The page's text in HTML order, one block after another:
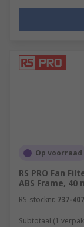
Op voorraad
RS PRO Fan
ABS Frame, 40
RS-stocknr. 737-
Subtotaal (1